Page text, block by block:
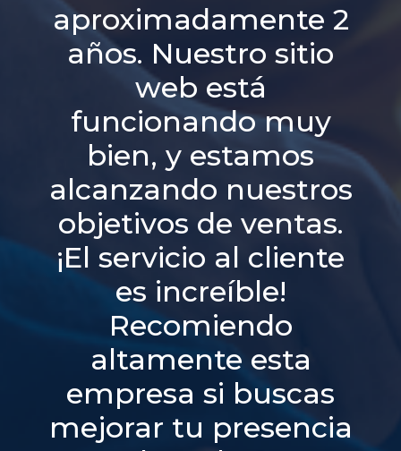
aproximadamente 2
años. Nuestro sitio
web está
funcionando muy
bien, y estamos
alcanzando nuestros
objetivos de ventas.
¡El servicio al cliente
es increíble!
Recomiendo
altamente esta
empresa si buscas
mejorar tu presencia